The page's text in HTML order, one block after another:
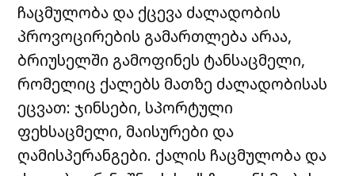
ჩაცმულობა და ქცევა ძალადობის
პროვოცირების გამართლება არაა,
ბრიუსელში გამოფინეს ტანსაცმელი,
რომელიც ქალებს მათზე ძალადობისას
ეცვათ: ჯინსები, სპორტული
ფეხსაცმელი, მაისურები და
ღამისპერანგები. ქალის ჩაცმულობა და